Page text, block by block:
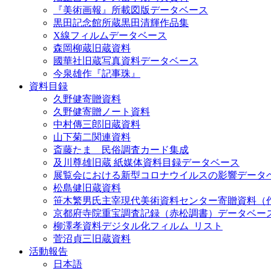
『美術画報』所載図版データベース
黒田記念館所蔵黒田清輝作品集
X線フィルムデータベース
森岡柳蔵旧蔵資料
國華社旧蔵写真資料データベース
今泉雄作『記事珠』
資料目録
久野健寄贈資料
久野健寄贈ノート資料
中村傳三郎旧蔵資料
山下菊二関連資料
斎藤たま 民俗調査カード集成
及川尊雄旧蔵 紙媒体資料目録データベース
展覧会における新型コロナウイルスの影響データ
松島健旧蔵資料
笹木繁男氏主宰現代美術資料センター寄贈資料（
京都府寺院重宝調査記録（赤松調書）データベー
柳澤孝資料デジタル化フィルム_リスト
菅沼貞三旧蔵資料
活動報告
日本語